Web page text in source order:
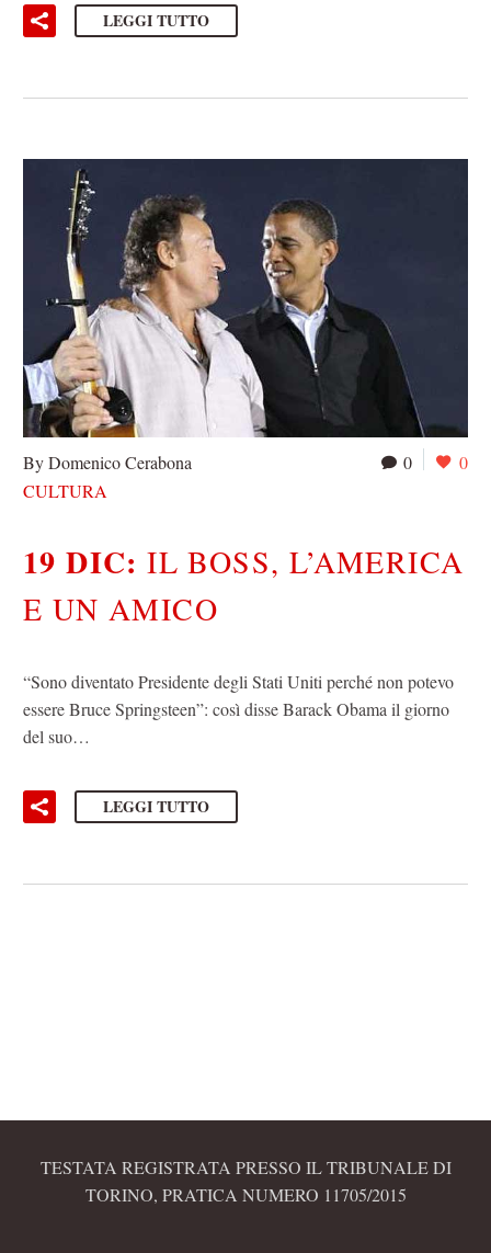
LEGGI TUTTO
0 0
By Domenico Cerabona
CULTURA
19 DIC:IL BOSS, L’AMERICA
E UN AMICO
“Sono diventato Presidente degli Stati Uniti perché non potevo
essere Bruce Springsteen”: così disse Barack Obama il giorno
del suo…
LEGGI TUTTO
TESTATA REGISTRATA PRESSO IL TRIBUNALE DI
TORINO, PRATICA NUMERO 11705/2015